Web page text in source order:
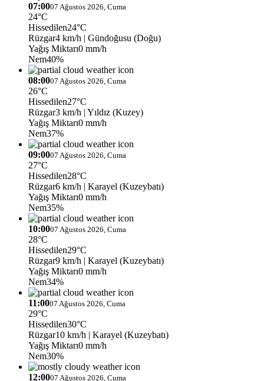
07:0007 Ağustos 2026, Cuma
24°C
Hissedilen24°C
Rüzgar4 km/h | Gündoğusu (Doğu)
Yağış Miktarı0 mm/h
Nem40%
08:0007 Ağustos 2026, Cuma
26°C
Hissedilen27°C
Rüzgar3 km/h | Yıldız (Kuzey)
Yağış Miktarı0 mm/h
Nem37%
09:0007 Ağustos 2026, Cuma
27°C
Hissedilen28°C
Rüzgar6 km/h | Karayel (Kuzeybatı)
Yağış Miktarı0 mm/h
Nem35%
10:0007 Ağustos 2026, Cuma
28°C
Hissedilen29°C
Rüzgar9 km/h | Karayel (Kuzeybatı)
Yağış Miktarı0 mm/h
Nem34%
11:0007 Ağustos 2026, Cuma
29°C
Hissedilen30°C
Rüzgar10 km/h | Karayel (Kuzeybatı)
Yağış Miktarı0 mm/h
Nem30%
12:0007 Ağustos 2026, Cuma